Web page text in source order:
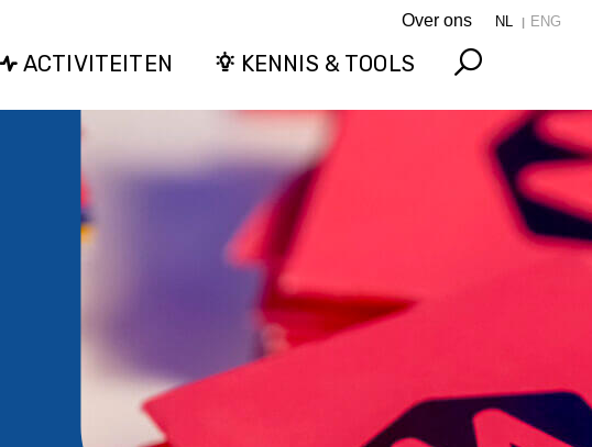
Over ons NL ENG
ACTIVITEITEN KENNIS & TOOLS